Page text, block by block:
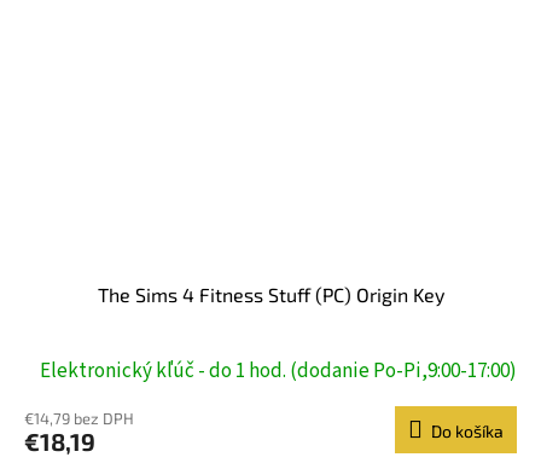
The Sims 4 Fitness Stuff (PC) Origin Key
Elektronický kľúč - do 1 hod. (dodanie Po-Pi,9:00-17:00)
€14,79 bez DPH
€18,19 Do košíka